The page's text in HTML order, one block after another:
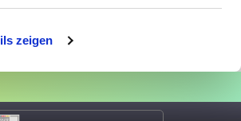
zeigen